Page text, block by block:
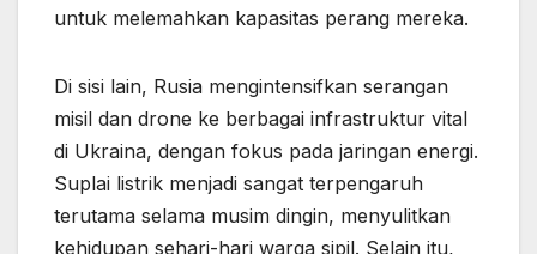
untuk melemahkan kapasitas perang mereka.
Di sisi lain, Rusia mengintensifkan serangan
misil dan drone ke berbagai infrastruktur vital
di Ukraina, dengan fokus pada jaringan energi.
Suplai listrik menjadi sangat terpengaruh
terutama selama musim dingin, menyulitkan
kehidupan sehari-hari warga sipil. Selain itu,